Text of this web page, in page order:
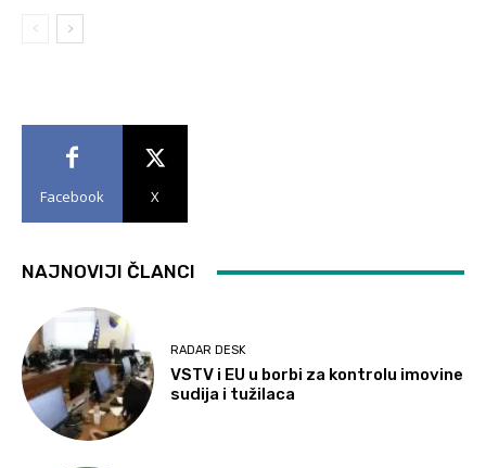
Facebook X
NAJNOVIJI ČLANCI
RADAR DESK
VSTV i EU u borbi za kontrolu imovine
sudija i tužilaca